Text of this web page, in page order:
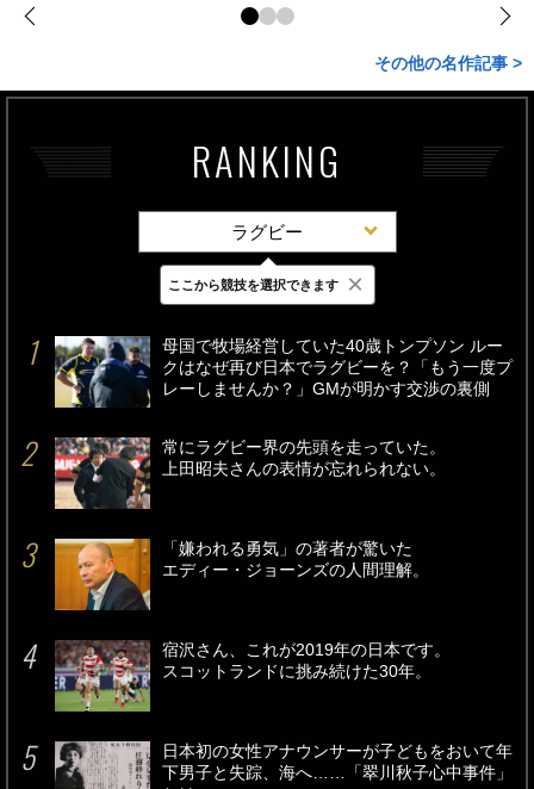
その他の名作記事 >
RANKING
ラグビー
最新 24時間 週間
母国で牧場経営していた40歳トンプソン ルー
クはなぜ再び日本でラグビーを？「もう一度プ
レーしませんか？」GMが明かす交渉の裏側
常にラグビー界の先頭を走っていた。
上田昭夫さんの表情が忘れられない。
「嫌われる勇気」の著者が驚いた
エディー・ジョーンズの人間理解。
宿沢さん、これが2019年の日本です。
スコットランドに挑み続けた30年。
日本初の女性アナウンサーが子どもをおいて年
下男子と失踪、海へ……「翠川秋子心中事件」
ここから競技を選択できます ×